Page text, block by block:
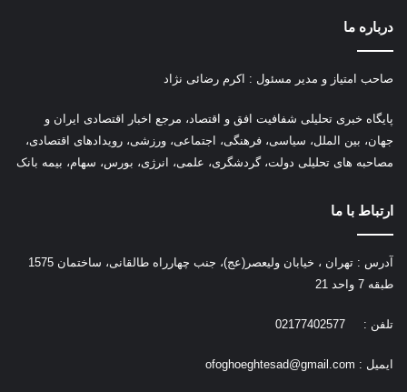
درباره ما
صاحب امتیاز و مدیر مسئول : اکرم رضائی نژاد
پایگاه خبری تحلیلی شفافیت افق و اقتصاد، مرجع اخبار اقتصادی ایران و
جهان، بین الملل، سیاسی، فرهنگی، اجتماعی، ورزشی، رویدادهای اقتصادی،
مصاحبه های تحلیلی دولت، گردشگری، علمی، انرژی، بورس، سهام، بیمه بانک
ارتباط با ما
آدرس : تهران ، خیابان ولیعصر(عج)، جنب چهارراه طالقانی، ساختمان 1575
طبقه 7 واحد 21
تلفن : 02177402577
ایمیل : ofoghoeghtesad@gmail.com